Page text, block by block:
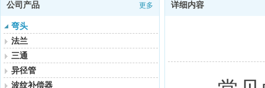
公司产品 更多
弯头
法兰
三通
异径管
波纹补偿器
详细内容